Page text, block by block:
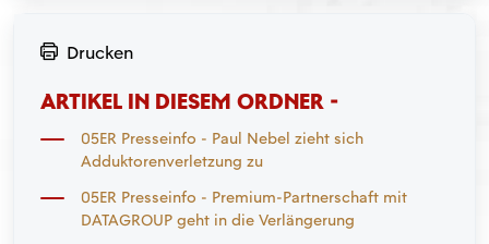
Drucken
ARTIKEL IN DIESEM ORDNER -
05ER Presseinfo - Paul Nebel zieht sich
Adduktorenverletzung zu
05ER Presseinfo - Premium-Partnerschaft mit
DATAGROUP geht in die Verlängerung